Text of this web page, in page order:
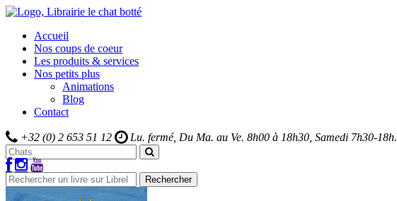
Accueil
Nos coups de coeur
Les produits & services
Nos petits plus
Animations
Blog
Contact
+32 (0) 2 653 51 12 Lu. fermé, Du Ma. au Ve. 8h00 à 18h30, Samedi 7h30-18h.
Rechercher